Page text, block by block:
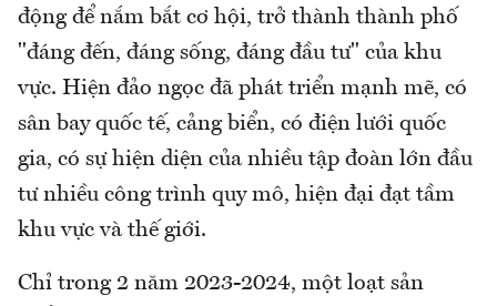
động để nắm bắt cơ hội, trở thành thành phố
"đáng đến, đáng sống, đáng đầu tư" của khu
vực. Hiện đảo ngọc đã phát triển mạnh mẽ, có
sân bay quốc tế, cảng biển, có điện lưới quốc
gia, có sự hiện diện của nhiều tập đoàn lớn đầu
tư nhiều công trình quy mô, hiện đại đạt tầm
khu vực và thế giới.
Chỉ trong 2 năm 2023-2024, một loạt sản